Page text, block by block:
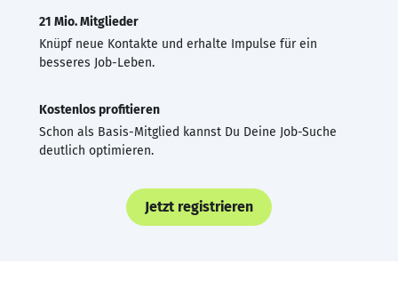
21 Mio. Mitglieder
Knüpf neue Kontakte und erhalte Impulse für ein
besseres Job-Leben.
Kostenlos profitieren
Schon als Basis-Mitglied kannst Du Deine Job-Suche
deutlich optimieren.
Jetzt registrieren